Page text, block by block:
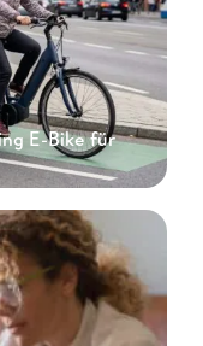
E-Bike für